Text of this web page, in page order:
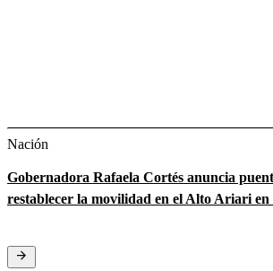
Nación
Gobernadora Rafaela Cortés anuncia
restablecer la movilidad en el Alto Ariari en